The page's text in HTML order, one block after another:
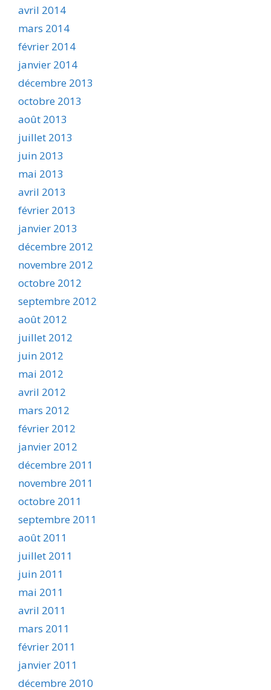
avril 2014
mars 2014
février 2014
janvier 2014
décembre 2013
octobre 2013
août 2013
juillet 2013
juin 2013
mai 2013
avril 2013
février 2013
janvier 2013
décembre 2012
novembre 2012
octobre 2012
septembre 2012
août 2012
juillet 2012
juin 2012
mai 2012
avril 2012
mars 2012
février 2012
janvier 2012
décembre 2011
novembre 2011
octobre 2011
septembre 2011
août 2011
juillet 2011
juin 2011
mai 2011
avril 2011
mars 2011
février 2011
janvier 2011
décembre 2010